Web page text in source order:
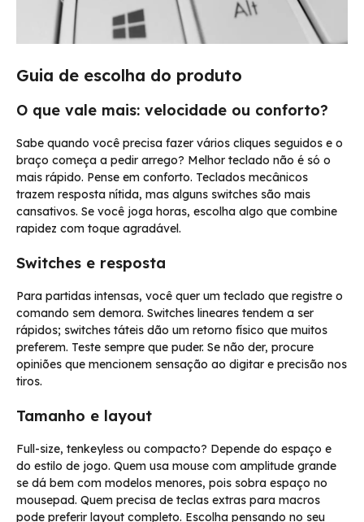
Guia de escolha do produto
O que vale mais: velocidade ou conforto?
Sabe quando você precisa fazer vários cliques seguidos e o
braço começa a pedir arrego? Melhor teclado não é só o
mais rápido. Pense em conforto. Teclados mecânicos
trazem resposta nítida, mas alguns switches são mais
cansativos. Se você joga horas, escolha algo que combine
rapidez com toque agradável.
Switches e resposta
Para partidas intensas, você quer um teclado que registre o
comando sem demora. Switches lineares tendem a ser
rápidos; switches táteis dão um retorno físico que muitos
preferem. Teste sempre que puder. Se não der, procure
opiniões que mencionem sensação ao digitar e precisão nos
tiros.
Tamanho e layout
Full-size, tenkeyless ou compacto? Depende do espaço e
do estilo de jogo. Quem usa mouse com amplitude grande
se dá bem com modelos menores, pois sobra espaço no
mousepad. Quem precisa de teclas extras para macros
pode preferir layout completo. Escolha pensando no seu